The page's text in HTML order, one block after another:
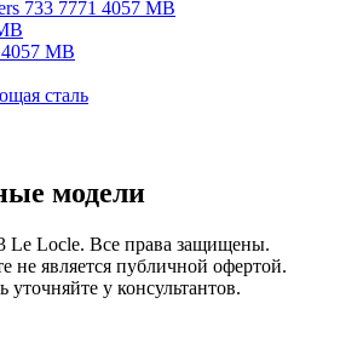
MB
сталь
модели
Le Locle. Все права защищены.
не является публичной офертой.
у консультантов.